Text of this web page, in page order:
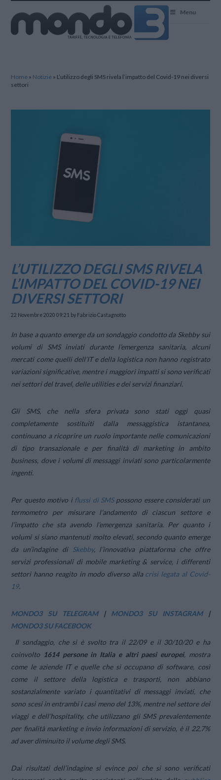
Menu
Home » Notizie » L’utilizzo degli SMS rivela l’impatto del Covid-19 nei diversi
settori
L’UTILIZZO DEGLI SMS RIVELA
L’IMPATTO DEL COVID-19 NEI
DIVERSI SETTORI
22 Novembre 2020 09:21 by Fabrizio Castagnotto
In base a quanto emerge da un sondaggio condotto da Skebby sui
volumi di SMS inviati durante l’emergenza sanitaria, alcuni
mercati come quelli dell’IT e della logistica non hanno registrato
variazioni significative, mentre i maggiori impatti si sono verificati
nei settori del travel, delle utilities e dei servizi finanziari.
Gli SMS, che nella sfera privata sono stati oggi quasi
completamente sostituiti dalla messaggistica istantanea,
continuano a ricoprire un ruolo importante nelle comunicazioni
di tipo transazionale e per finalità di marketing in ambito
business, dove i volumi di messaggi inviati sono particolarmente
ingenti.
Per questo motivo i flussi di SMSpossono essere considerati un
termometro per misurare l’andamento di ciascun settore e
l’impatto che sta avendo l’emergenza sanitaria. Per quanto i
volumi si siano mantenuti molto elevati, secondo quanto emerge
da un’indagine di Skebby, l’innovativa piattaforma che offre
servizi professionali di mobile marketing & service, i differenti
settori hanno reagito in modo diverso alla crisi legata al Covid-
19.
MONDO3 SU TELEGRAM| MONDO3 SU INSTAGRAM|
MONDO3 SU FACEBOOK
Il sondaggio, che si è svolto tra il 22/09 e il 30/10/20 e ha
coinvolto 1614 persone in Italia e altri paesi europei, mostra
come le aziende IT e quelle che si occupano di software, così
come il settore della logistica e trasporti, non abbiano
sostanzialmente variato i quantitativi di messaggi inviati, che
sono scesi in entrambi i casi meno del 13%, mentre nel settore dei
viaggi e dell’hospitality, che utilizzano gli SMS prevalentemente
per finalità marketing e invio informazioni di servizio, è il 22,7%
ad aver diminuito il volume degli SMS.
Dai risultati dell’indagine si evince poi che si sono verificati